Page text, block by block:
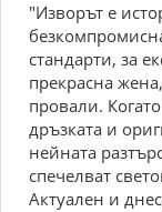
"Изворът е
стандарти, за
прекрасна
провали.
дръзката и
нейната
спечелват
Актуален и